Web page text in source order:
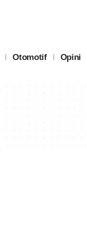
Otomotif Opini